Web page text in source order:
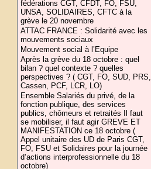
fédérations CGT, CFDT, FO, FSU,
UNSA, SOLIDAIRES, CFTC à la
grève le 20 novembre
ATTAC FRANCE : Solidarité avec les
mouvements sociaux
Mouvement social à l’Equipe
Après la grève du 18 octobre : quel
bilan ? quel contexte ? quelles
perspectives ? ( CGT, FO, SUD, PRS,
Cassen, PCF, LCR, LO)
Ensemble Salariés du privé, de la
fonction publique, des services
publics, chômeurs et retraités Il faut
se mobiliser, il faut agir GREVE ET
MANIFESTATION ce 18 octobre (
Appel unitaire des UD de Paris CGT,
FO, FSU et Solidaires pour la journée
d’actions interprofessionnelle du 18
octobre)